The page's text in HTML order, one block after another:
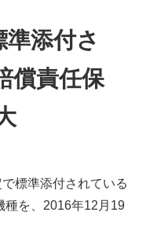
添付さ
償責任保
標準添付されている
種を、2016年12月19